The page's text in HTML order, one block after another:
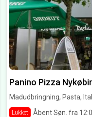
Panino Pizza
Madudbringning, Pasta,
Lukket Åbent Søn. fra